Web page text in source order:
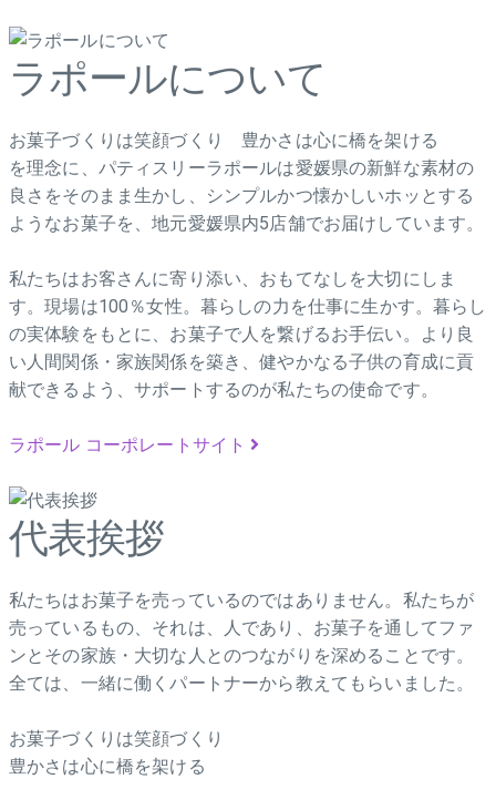
ラポールについて
お菓子づくりは笑顔づくり 豊かさは心に橋を架ける
を理念に、パティスリーラポールは愛媛県の新鮮な素材の
良さをそのまま生かし、シンプルかつ懐かしいホッとする
ようなお菓子を、地元愛媛県内5店舗でお届けしています。
私たちはお客さんに寄り添い、おもてなしを大切にしま
す。現場は100％女性。暮らしの力を仕事に生かす。暮らし
の実体験をもとに、お菓子で人を繋げるお手伝い。より良
い人間関係・家族関係を築き、健やかなる子供の育成に貢
献できるよう、サポートするのが私たちの使命です。
ラポール コーポレートサイト
代表挨拶
私たちはお菓子を売っているのではありません。私たちが
売っているもの、それは、人であり、お菓子を通してファ
ンとその家族・大切な人とのつながりを深めることです。
全ては、一緒に働くパートナーから教えてもらいました。
お菓子づくりは笑顔づくり
豊かさは心に橋を架ける